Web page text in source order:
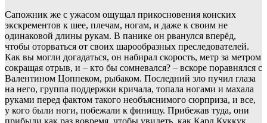
Сапожник же с ужасом ощущал прикосновения конских
экскрементов к шее, плечам, ногам, и даже к своим не
одинаковой длины рукам. В панике он рванулся вперёд,
чтобы оторваться от своих шарообразных преследователей.
Как вы могли догадаться, он набирал скорость, метр за метром
сокращая отрыв, и – кто бы сомневался? – вскоре поравнялся с
Валентином Цоппеком, рыбаком. Последний зло пучил глаза
на него, группа поддержки кричала, топала ногами и махала
руками перед фактом такого необъяснимого сюрприза, и все,
у кого были ноги, побежали к финишу. Прибежав туда, они
прибыли как раз вовремя, чтобы увидеть, как Карл Куккук,